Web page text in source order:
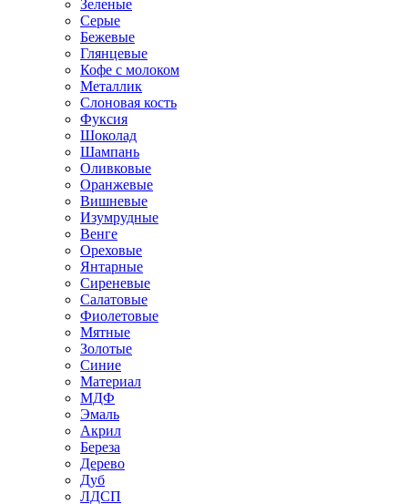
Зеленые
Серые
Бежевые
Глянцевые
Кофе с молоком
Металлик
Слоновая кость
Фуксия
Шоколад
Шампань
Оливковые
Оранжевые
Вишневые
Изумрудные
Венге
Ореховые
Янтарные
Сиреневые
Салатовые
Фиолетовые
Мятные
Золотые
Синие
Материал
МДФ
Эмаль
Акрил
Береза
Дерево
Дуб
ЛДСП